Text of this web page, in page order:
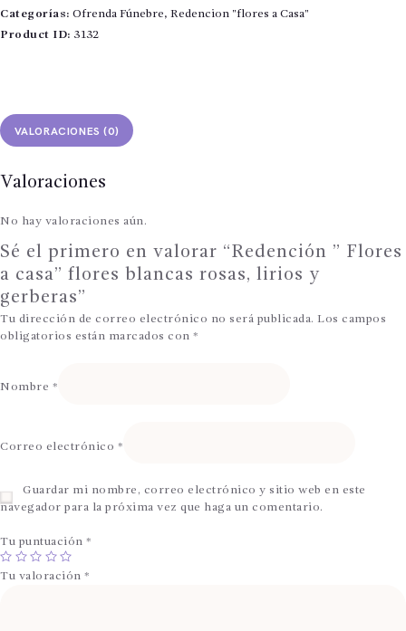
a
casa"
y
gerberas
Categorías: Ofrenda Fúnebre, Redencion "flores a Casa"
Product ID: 3132
VALORACIONES (0)
Valoraciones
No hay valoraciones aún.
Sé el primero en valorar “Redención ” Flores
a casa” flores blancas rosas, lirios y
gerberas”
Tu dirección de correo electrónico no será publicada. Los campos
obligatorios están marcados con *
Nombre *
Correo electrónico *
Guardar mi nombre, correo electrónico y sitio web en este
navegador para la próxima vez que haga un comentario.
Tu puntuación *
Tu valoración *